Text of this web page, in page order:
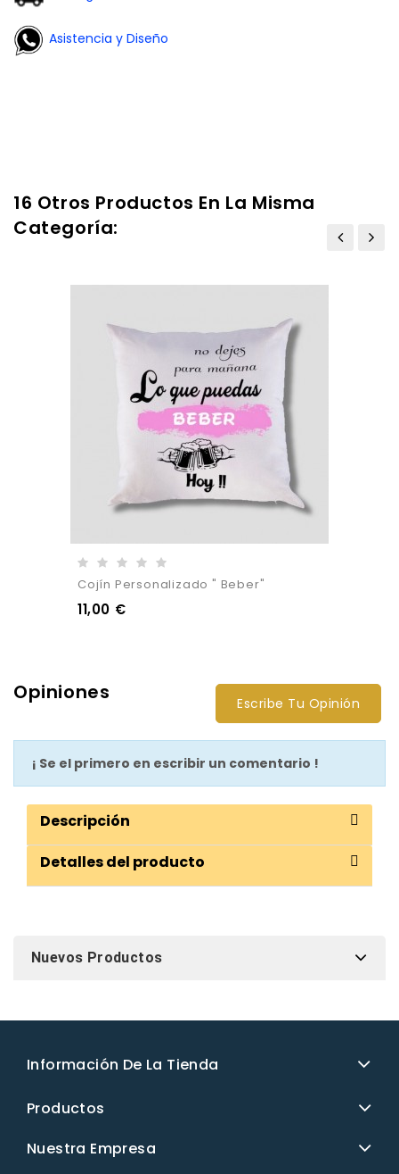
Asistencia y Diseño
16 Otros Productos En La Misma
Categoría:
Cojín Personalizado " Beber"
11,00 €
Opiniones Escribe Tu Opinión
¡ Se el primero en escribir un comentario !
Descripción
Detalles del producto
Nuevos Productos
Información De La Tienda
Productos
Nuestra Empresa